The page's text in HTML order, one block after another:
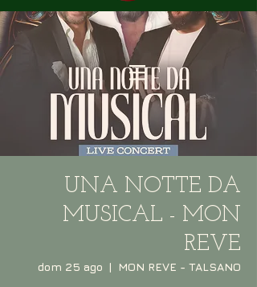
UNA NOTTE DA
MUSICAL - MON
REVE
dom 25 ago
  |
MON REVE - TALSANO